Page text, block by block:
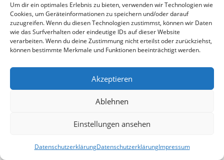
Um dir ein optimales Erlebnis zu bieten, verwenden wir Technologien wie
Cookies, um Geräteinformationen zu speichern und/oder darauf
zuzugreifen. Wenn du diesen Technologien zustimmst, können wir Daten
wie das Surfverhalten oder eindeutige IDs auf dieser Website
verarbeiten. Wenn du deine Zustimmung nicht erteilst oder zurückziehst,
können bestimmte Merkmale und Funktionen beeinträchtigt werden.
Akzeptieren
Ablehnen
Einstellungen ansehen
DatenschutzerklärungDatenschutzerklärungImpressum
Hälfte davon an die damalige Gewerbeförderung institute
des Landes (Vorgänger der
Wirtschaftsförderungs-institute) und die zweite Hälfte dem
verband und der Kaufmannschaft im Verhältnis 2:1
Im Rahmen der Gewerbeordnungsnovelle 1973, BGBl. Nr.